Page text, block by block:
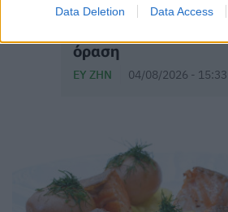
Data Deletion Data Access
Φακοί επαφής: Το
όραση
ΕΥ ΖΗΝ 04/08/2026 - 15:33